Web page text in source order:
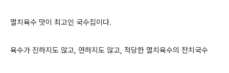
멸치육수 맛이 최고인 국수집이다.
육수가 진하지도 않고, 연하지도 않고, 적당한 멸치육수의 잔치국수